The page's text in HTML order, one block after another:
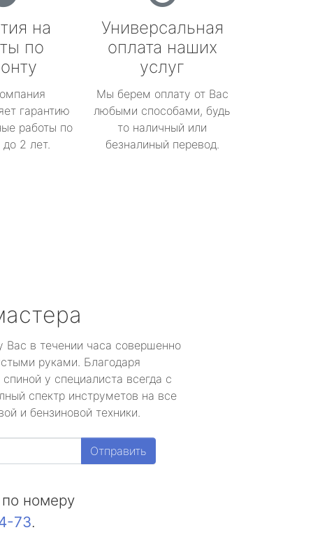
на
по
гарантию
работы по
2 лет.
Универсальная
оплата наших
услуг
Мы берем оплату от Вас
любыми способами, будь
то наличный или
безналиный перевод.
Вас в течении часа совершенно
руками. Благодаря
у специалиста всегда с
спектр инструметов на все
и бензиновой техники.
Отправить
номеру
73.